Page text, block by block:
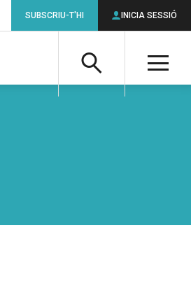
Cerca
SUBSCRIU-T'HI INICIA SESSIÓ